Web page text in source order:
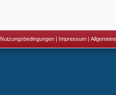
Nutzungsbedingungen| Impressum|